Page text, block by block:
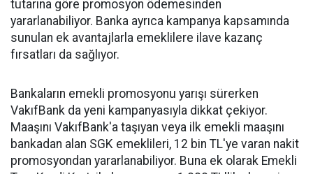
tutarına göre promosyon ödemesinden
yararlanabiliyor. Banka ayrıca kampanya kapsamında
sunulan ek avantajlarla emeklilere ilave kazanç
fırsatları da sağlıyor.
Bankaların emekli promosyonu yarışı sürerken
VakıfBank da yeni kampanyasıyla dikkat çekiyor.
Maaşını VakıfBank'a taşıyan veya ilk emekli maaşını
bankadan alan SGK emeklileri, 12 bin TL'ye varan nakit
promosyondan yararlanabiliyor. Buna ek olarak Emekli